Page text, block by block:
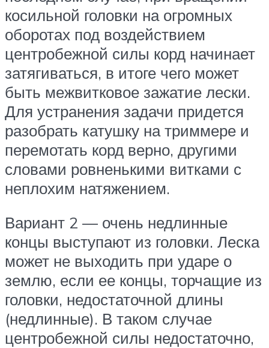
косильной головки на огромных
оборотах под воздействием
центробежной силы корд начинает
затягиваться, в итоге чего может
быть межвитковое зажатие лески.
Для устранения задачи придется
разобрать катушку на триммере и
перемотать корд верно, другими
словами ровненькими витками с
неплохим натяжением.
Вариант 2 — очень недлинные
концы выступают из головки. Леска
может не выходить при ударе о
землю, если ее концы, торчащие из
головки, недостаточной длины
(недлинные). В таком случае
центробежной силы недостаточно,